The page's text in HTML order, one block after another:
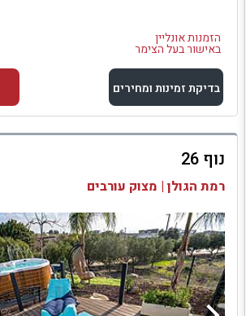
הזמנות אונליין
באישור בעל הצימר
בדיקת זמינות ומחירים
למתחם זה
בדיקת זמינות ומחירים
נוף 26
רמת הגולן | מצוק עורבים